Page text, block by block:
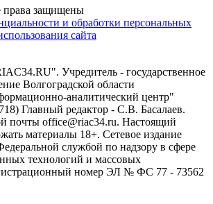
защищены
и обработки персональных
сайта
Учредитель - государственное
Волгоградской области
аналитический центр"
Главный редактор - С.В. Басалаев.
почты office@riac34.ru. Настоящий
материалы 18+. Сетевое издание
службой по надзору в сфере
технологий и массовых
номер ЭЛ № ФС 77 - 73562